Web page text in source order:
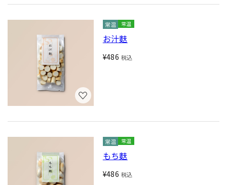
常温
お汁麩
¥486 税込
常温
もち麩
¥486 税込